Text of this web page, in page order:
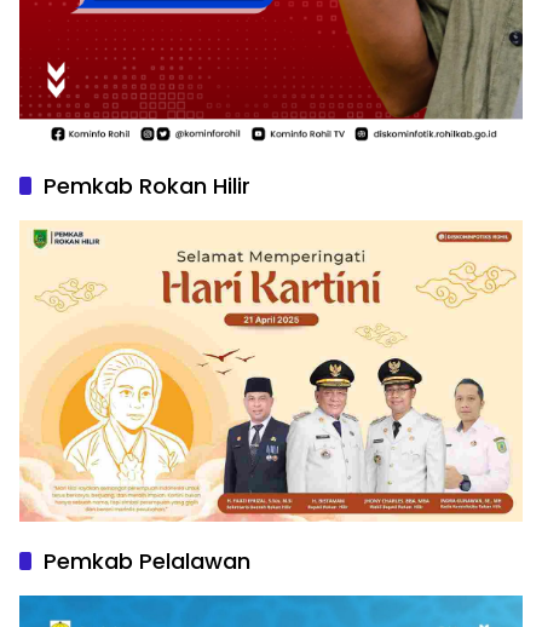
Pemkab Rokan Hilir
Pemkab Pelalawan